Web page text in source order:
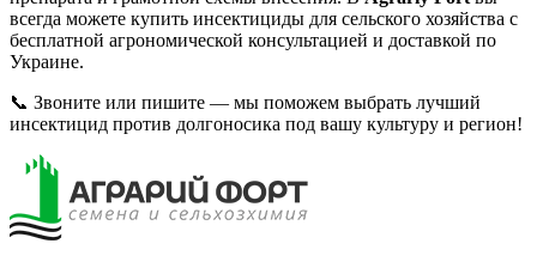
всегда можете купить инсектициды для сельского хозяйства с
бесплатной агрономической консультацией и доставкой по
Украине.
📞 Звоните или пишите — мы поможем выбрать лучший
инсектицид против долгоносика под вашу культуру и регион!